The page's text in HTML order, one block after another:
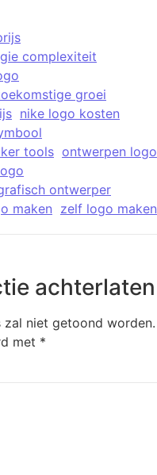
complexiteit
groei
nike logo kosten
tools ontwerpen logo
ontwerper
maken zelf logo maken
achterlaten
zal niet getoond worden.
met *